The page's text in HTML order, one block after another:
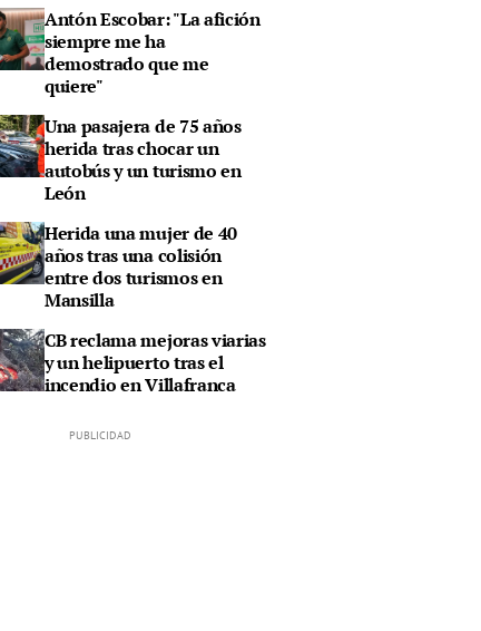
Antón Escobar: "La afición
siempre me ha
demostrado que me
quiere"
Una pasajera de 75 años
herida tras chocar un
autobús y un turismo en
León
Herida una mujer de 40
años tras una colisión
entre dos turismos en
Mansilla
CB reclama mejoras viarias
y un helipuerto tras el
incendio en Villafranca